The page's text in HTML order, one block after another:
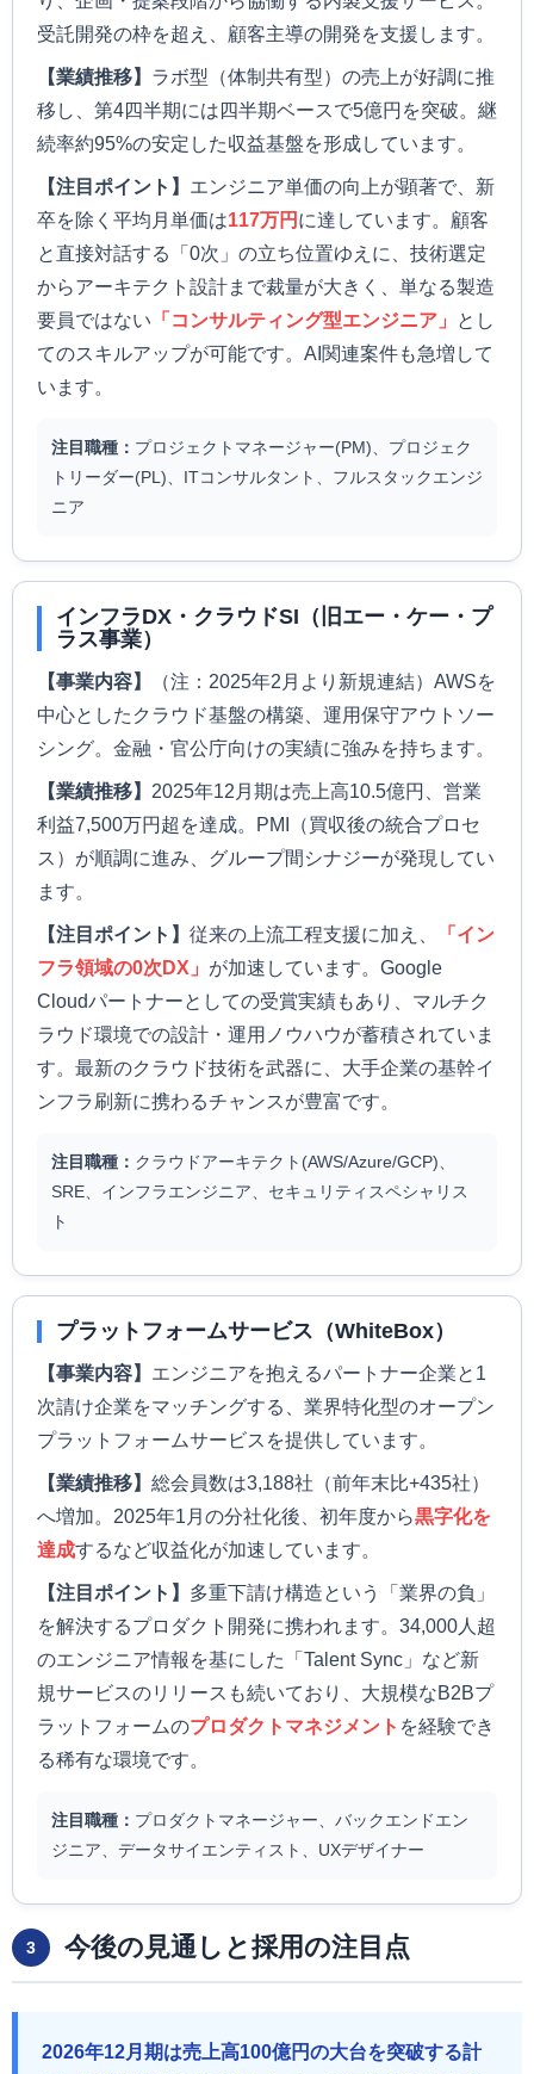
受託開発の枠を超え、顧客主導の開発を支援します。
【業績推移】 ラボ型（体制共有型）の売上が好調に推
移し、第4四半期には四半期ベースで5億円を突破。継
続率約95%の安定した収益基盤を形成しています。
【注目ポイント】 エンジニア単価の向上が顕著で、新
卒を除く平均月単価は117万円 に達しています。顧客
と直接対話する「0次」の立ち位置ゆえに、技術選定
からアーキテクト設計まで裁量が大きく、単なる製造
要員ではない 「コンサルティング型エンジニア」
とし
てのスキルアップが可能です。AI関連案件も急増して
います。
注目職種： プロジェクトマネージャー(PM)、プロジェク
トリーダー(PL)、ITコンサルタント、フルスタックエンジ
ニア
インフラDX・クラウドSI（旧エー・ケー・プ
ラス事業）
【事業内容】
（注：2025年2月より新規連結）AWSを
中心としたクラウド基盤の構築、運用保守アウトソー
シング。金融・官公庁向けの実績に強みを持ちます。
【業績推移】 2025年12月期は売上高10.5億円、営業
利益7,500万円超を達成。PMI（買収後の統合プロセ
ス）が順調に進み、グループ間シナジーが発現してい
ます。
【注目ポイント】 従来の上流工程支援に加え、
「イン
フラ領域の0次DX」 が加速しています。Google
Cloudパートナーとしての受賞実績もあり、マルチク
ラウド環境での設計・運用ノウハウが蓄積されていま
す。最新のクラウド技術を武器に、大手企業の基幹イ
ンフラ刷新に携わるチャンスが豊富です。
注目職種： クラウドアーキテクト(AWS/Azure/GCP)、
SRE、インフラエンジニア、セキュリティスペシャリス
ト
プラットフォームサービス（WhiteBox）
【事業内容】 エンジニアを抱えるパートナー企業と1
次請け企業をマッチングする、業界特化型のオープン
プラットフォームサービスを提供しています。
【業績推移】 総会員数は3,188社（前年末比+435社）
へ増加。2025年1月の分社化後、初年度から黒字化を
達成するなど収益化が加速しています。
【注目ポイント】 多重下請け構造という「業界の負」
を解決するプロダクト開発に携われます。34,000人超
のエンジニア情報を基にした「Talent Sync」など新
規サービスのリリースも続いており、大規模なB2Bプ
ラットフォームのプロダクトマネジメント を経験でき
る稀有な環境です。
注目職種： プロダクトマネージャー、バックエンドエン
ジニア、データサイエンティスト、UXデザイナー
3 今後の見通しと採用の注目点
2026年12月期は売上高100億円の大台を突破する計